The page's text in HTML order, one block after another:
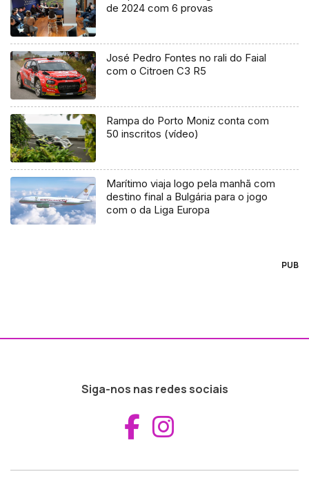
de 2024 com 6 provas
José Pedro Fontes no rali do Faial
com o Citroen C3 R5
Rampa do Porto Moniz conta com
50 inscritos (vídeo)
Marítimo viaja logo pela manhã com
destino final a Bulgária para o jogo
com o da Liga Europa
PUB
Siga-nos nas redes sociais
Aceder ao